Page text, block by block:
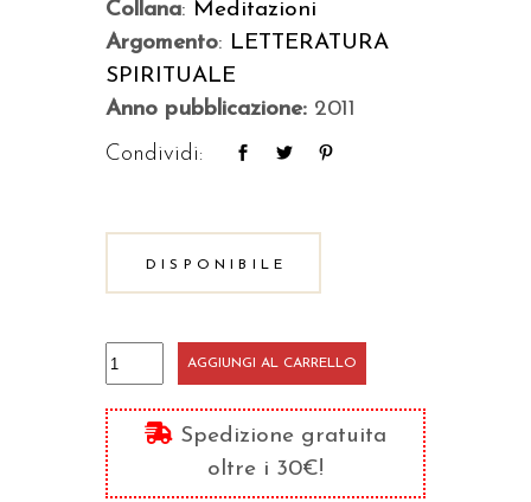
Collana: Meditazioni
Argomento: LETTERATURA
SPIRITUALE
Anno pubblicazione: 2011
Condividi:
DISPONIBILE
La
volontà
di
Dio
quantità
AGGIUNGI AL CARRELLO
Spedizione gratuita
oltre i 30€!